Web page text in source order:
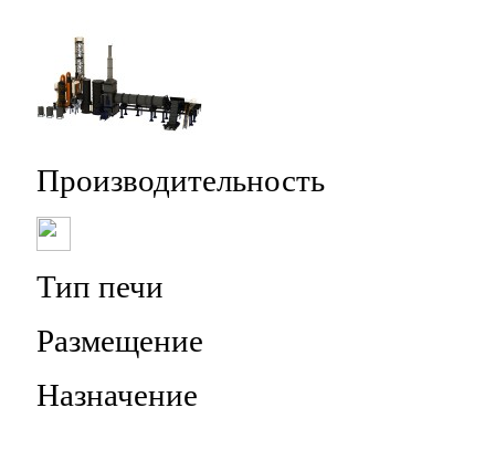
Производительность
Тип печи
Размещение
Назначение